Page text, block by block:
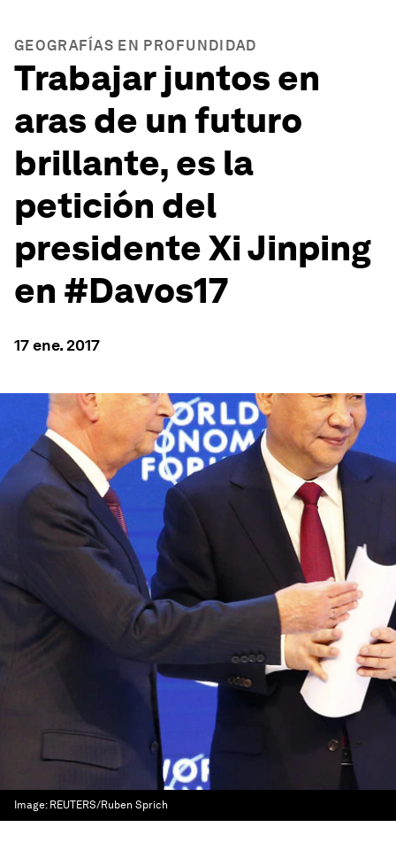
GEOGRAFÍAS EN PROFUNDIDAD
Trabajar juntos en
aras de un futuro
brillante, es la
petición del
presidente Xi Jinping
en #Davos17
17 ene. 2017
Image: REUTERS/Ruben Sprich